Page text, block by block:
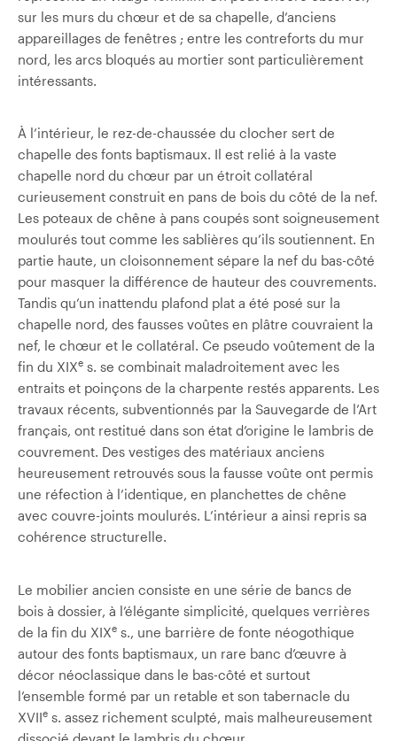
sur les murs du chœur et de sa chapelle, d’anciens
appareillages de fenêtres ; entre les contreforts du mur
nord, les arcs bloqués au mortier sont particulièrement
intéressants.
À l’intérieur, le rez-de-chaussée du clocher sert de
chapelle des fonts baptismaux. Il est relié à la vaste
chapelle nord du chœur par un étroit collatéral
curieusement construit en pans de bois du côté de la nef.
Les poteaux de chêne à pans coupés sont soigneusement
moulurés tout comme les sablières qu’ils soutiennent. En
partie haute, un cloisonnement sépare la nef du bas-côté
pour masquer la différence de hauteur des couvrements.
Tandis qu’un inattendu plafond plat a été posé sur la
chapelle nord, des fausses voûtes en plâtre couvraient la
nef, le chœur et le collatéral. Ce pseudo voûtement de la
fin du XIXe s. se combinait maladroitement avec les
entraits et poinçons de la charpente restés apparents. Les
travaux récents, subventionnés par la Sauvegarde de l’Art
français, ont restitué dans son état d’origine le lambris de
couvrement. Des vestiges des matériaux anciens
heureusement retrouvés sous la fausse voûte ont permis
une réfection à l’identique, en planchettes de chêne
avec couvre-joints moulurés. L’intérieur a ainsi repris sa
cohérence structurelle.
Le mobilier ancien consiste en une série de bancs de
bois à dossier, à l’élégante simplicité, quelques verrières
de la fin du XIXe s., une barrière de fonte néogothique
autour des fonts baptismaux, un rare banc d’œuvre à
décor néoclassique dans le bas-côté et surtout
l’ensemble formé par un retable et son tabernacle du
XVIIe s. assez richement sculpté, mais malheureusement